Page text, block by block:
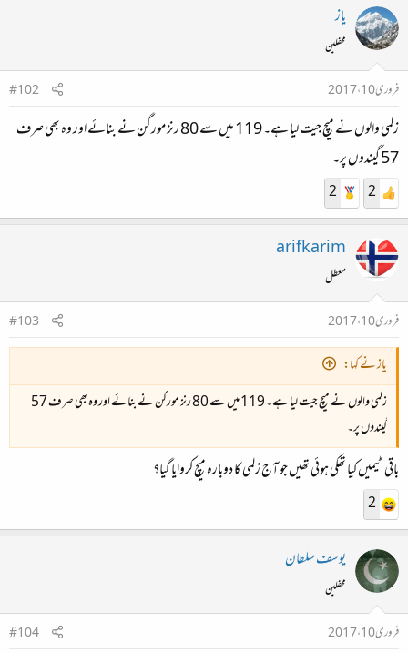
یاز
محفلین
فروری 10، 2017
#102
زلمی والوں نے میچ جیت لیا ہے۔ 119 میں سے 80 رنز مورگن نے بنائے اور وہ بھی صرف
57 گیندوں پر۔
2
2
arifkarim
معطل
فروری 10، 2017
#103
یاز نے کہا:
زلمی والوں نے میچ جیت لیا ہے۔ 119 میں سے 80 رنز مورگن نے بنائے اور وہ بھی صرف 57
گیندوں پر۔
باقی ٹیمیں کیا تھکی ہوئی تھیں جو آج زلمی کا دوبارہ میچ کروایا گیا؟
2
یوسف سلطان
محفلین
فروری 10، 2017
#104